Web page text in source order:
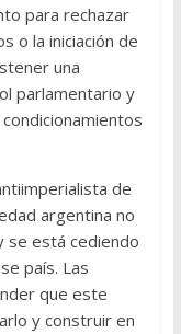
para rechazar
o la iniciación de
una
parlamentario y
de
argentina no
se está cediendo
país. Las
que este
y construir en